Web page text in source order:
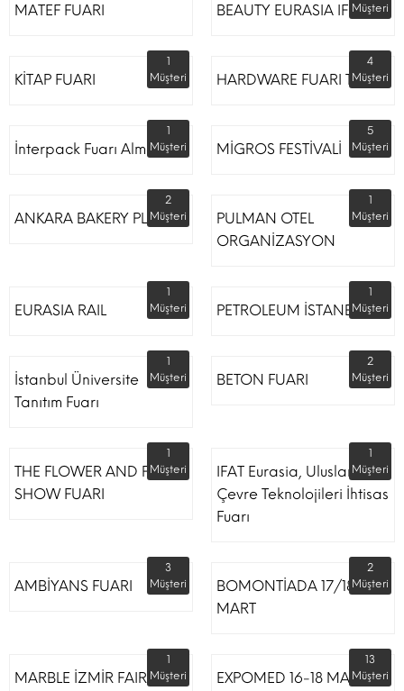
MATEF FUARI BEAUTY EURASIA IFMMüşteri
KİTAP FUARI
1
Müşteri
HARDWARE FUARI TÜYAP
4
Müşteri
İnterpack Fuarı Almanya
1
Müşteri
MİGROS FESTİVALİ
5
Müşteri
ANKARA BAKERY PLUS
2
Müşteri
PULMAN OTEL
ORGANİZASYON
1
Müşteri
EURASIA RAIL
1
Müşteri
PETROLEUM İSTANBUL
1
Müşteri
İstanbul Üniversite
Tanıtım Fuarı
1
Müşteri
BETON FUARI
2
Müşteri
THE FLOWER AND PLANT
SHOW FUARI
1
Müşteri
IFAT Eurasia, Uluslararası
Çevre Teknolojileri İhtisas
Fuarı
1
Müşteri
AMBİYANS FUARI
3
Müşteri
BOMONTİADA 17/18
MART
2
Müşteri
MARBLE İZMİR FAIR
1
Müşteri
EXPOMED 16-18 MART
13
Müşteri